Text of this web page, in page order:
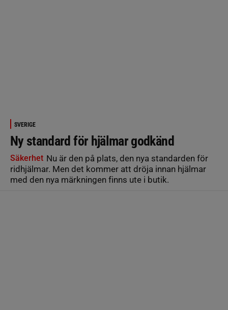
SVERIGE
Ny standard för hjälmar godkänd
Säkerhet Nu är den på plats, den nya standarden för
rid­hjälmar. Men det kommer att dröja innan hjälmar
med den nya märkningen finns ute i butik.